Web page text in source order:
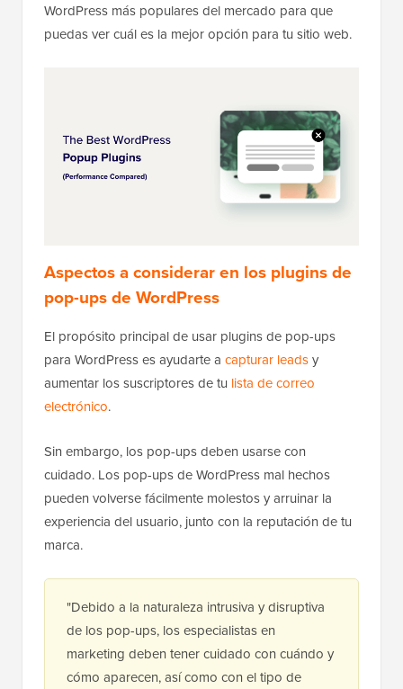
WordPress más populares del mercado para que
puedas ver cuál es la mejor opción para tu sitio web.
Aspectos a considerar en los plugins de
pop-ups de WordPress
El propósito principal de usar plugins de pop-ups
para WordPress es ayudarte a capturar leadsy
aumentar los suscriptores de tu lista de correo
electrónico.
Sin embargo, los pop-ups deben usarse con
cuidado. Los pop-ups de WordPress mal hechos
pueden volverse fácilmente molestos y arruinar la
experiencia del usuario, junto con la reputación de tu
marca.
"Debido a la naturaleza intrusiva y disruptiva
de los pop-ups, los especialistas en
marketing deben tener cuidado con cuándo y
cómo aparecen, así como con el tipo de